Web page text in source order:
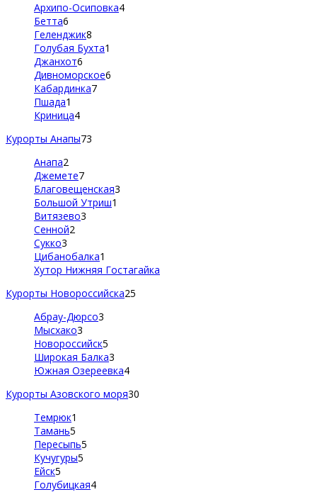
Архипо-Осиповка4
Бетта6
Геленджик8
Голубая Бухта1
Джанхот6
Дивноморское6
Кабардинка7
Пшада1
Криница4
Курорты Анапы73
Анапа2
Джемете7
Благовещенская3
Большой Утриш1
Витязево3
Сенной2
Сукко3
Цибанобалка1
Хутор Нижняя Гостагайка
Курорты Новороссийска25
Абрау-Дюрсо3
Мысхако3
Новороссийск5
Широкая Балка3
Южная Озереевка4
Курорты Азовского моря30
Темрюк1
Тамань5
Пересыпь5
Кучугуры5
Ейск5
Голубицкая4